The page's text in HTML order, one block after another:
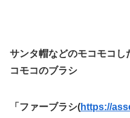
サンタ帽などのモコモコ
コモコのブラシ
「 ファーブラシ(https://